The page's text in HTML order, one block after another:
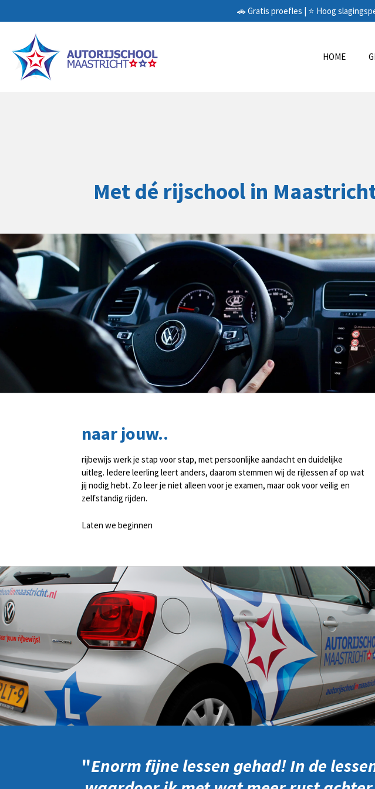
direct
de
hoofdinhoud
🚗 Gratis proefles | ⭐ Hoog
HOME
Met dé rijschool in
naar jouw..
rijbewijs werk je stap voor stap, met persoonlijke aandacht en duidelijke
uitleg. Iedere leerling leert anders, daarom stemmen wij de rijlessen af op wat
jij nodig hebt. Zo leer je niet alleen voor je examen, maar ook voor veilig en
zelfstandig rijden.
Laten we beginnen
"Enorm fijne lessen gehad! In de